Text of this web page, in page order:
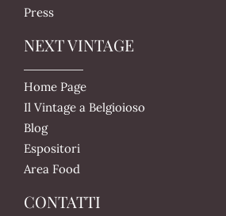
Press
NEXT VINTAGE
Home Page
Il Vintage a Belgioioso
Blog
Espositori
Area Food
CONTATTI